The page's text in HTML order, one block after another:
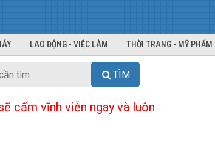
LAO ĐỘNG - VIỆC LÀM THỜI TRANG - MỸ PHẨM
TÌM
cấm vĩnh viễn ngay và luôn